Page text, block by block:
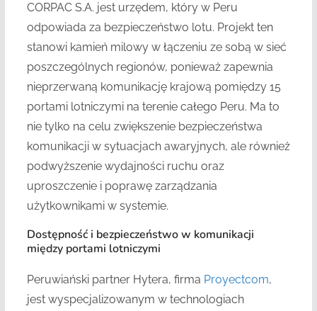
CORPAC S.A. jest urzędem, który w Peru
odpowiada za bezpieczeństwo lotu. Projekt ten
stanowi kamień milowy w łączeniu ze sobą w sieć
poszczególnych regionów, ponieważ zapewnia
nieprzerwaną komunikację krajową pomiędzy 15
portami lotniczymi na terenie całego Peru. Ma to
nie tylko na celu zwiększenie bezpieczeństwa
komunikacji w sytuacjach awaryjnych, ale również
podwyższenie wydajności ruchu oraz
uproszczenie i poprawę zarządzania
użytkownikami w systemie.
Dostępność i bezpieczeństwo w komunikacji
między portami lotniczymi
Peruwiański partner Hytera, firma Proyectcom,
jest wyspecjalizowanym w technologiach